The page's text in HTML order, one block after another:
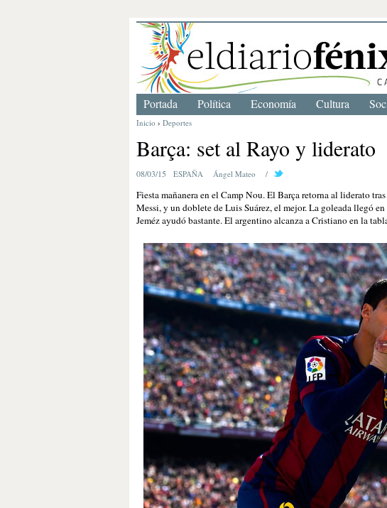
Inicio › Deportes
Barça: set al Rayo y liderato
08/03/15 ESPAÑA Ángel Mateo /
Fiesta mañanera en el Camp Nou. El Barça retorna al liderato
Messi, y un doblete de Luis Suárez, el mejor. La goleada llegó
Jeméz ayudó bastante. El argentino alcanza a Cristiano en la
Portada Política Economía Cultura